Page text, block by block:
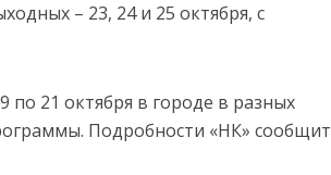
– 23, 24 и 25 октября, с
по 21 октября в городе в разных
Подробности «НК» сообщит